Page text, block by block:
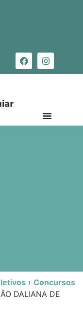
› Concursos
DALIANA DE